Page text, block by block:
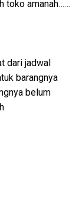
toko amanah……
dari jadwal
barangnya
belum